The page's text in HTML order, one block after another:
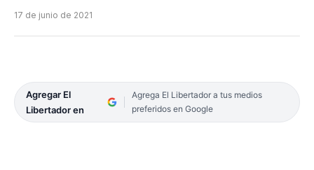
17 de junio de 2021
Agregar El
Libertador en
Agrega El Libertador a tus medios
preferidos en Google